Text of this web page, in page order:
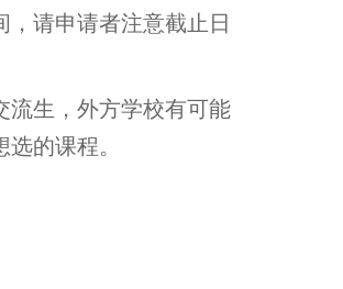
请申请者注意截止日
流生，外方学校有可能
的课程。